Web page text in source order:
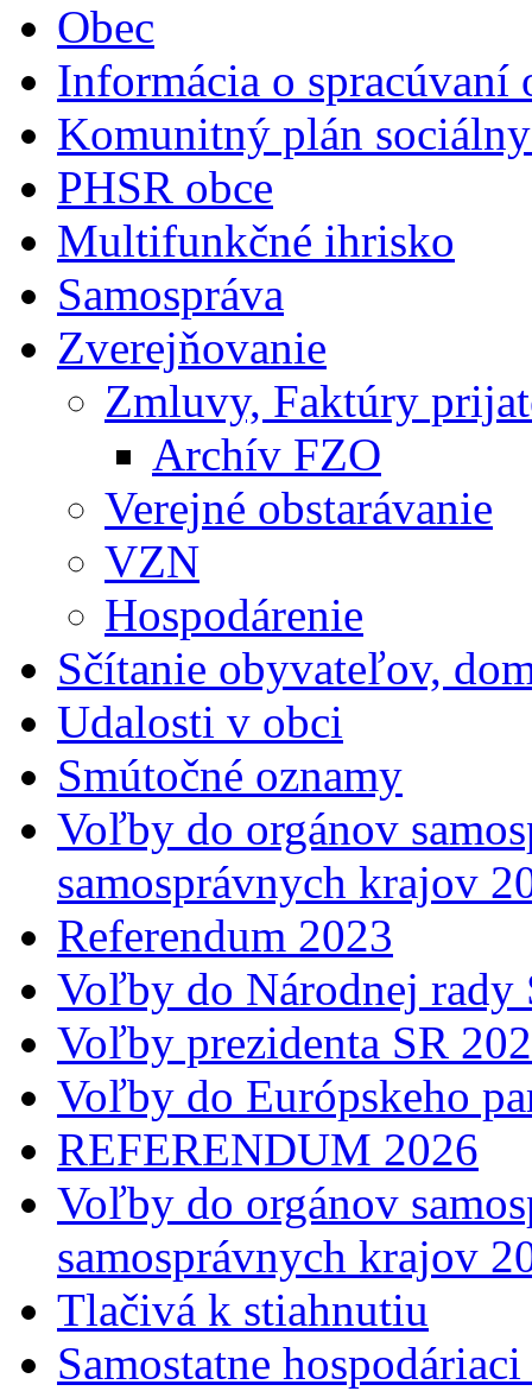
Obec
Informácia o spracúvaní
Komunitný plán
PHSR obce
Multifunkčné ihrisko
Samospráva
Zverejňovanie
Zmluvy, Faktúry
Archív FZO
Verejné obstarávanie
VZN
Hospodárenie
Sčítanie obyvateľov,
Udalosti v obci
Smútočné oznamy
Voľby do orgánov
samosprávnych krajov
Referendum 2023
Voľby do Národnej
Voľby prezidenta SR
Voľby do Európskeho
REFERENDUM 2026
Voľby do orgánov
samosprávnych krajov
Tlačivá k stiahnutiu
Samostatne